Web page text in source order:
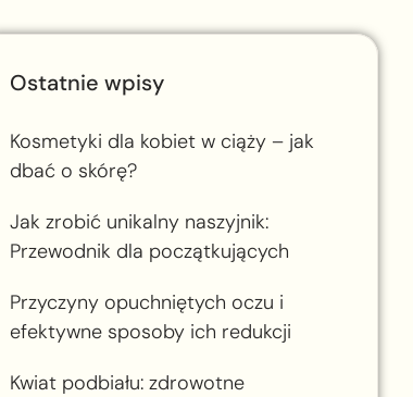
Ostatnie wpisy
Kosmetyki dla kobiet w ciąży – jak
dbać o skórę?
Jak zrobić unikalny naszyjnik:
Przewodnik dla początkujących
Przyczyny opuchniętych oczu i
efektywne sposoby ich redukcji
Kwiat podbiału: zdrowotne